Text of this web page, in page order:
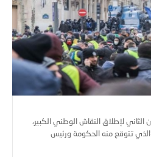
15 يناير/كانون الثاني لإطلاق النقاش الوطني الكبير،
تتوقع منه الحكومة ورئيس